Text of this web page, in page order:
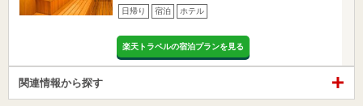
日帰り 宿泊 ホテル
楽天トラベルの宿泊プランを見る
関連情報から探す